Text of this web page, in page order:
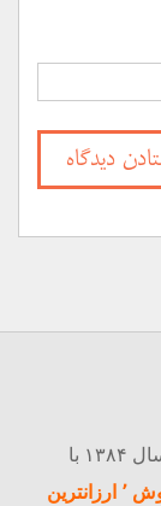
شرکت تعاونی خدمات گردشگری صباسیر از سال ۱۳۸۴ با
آسانترین روش ٬ ارزانترین